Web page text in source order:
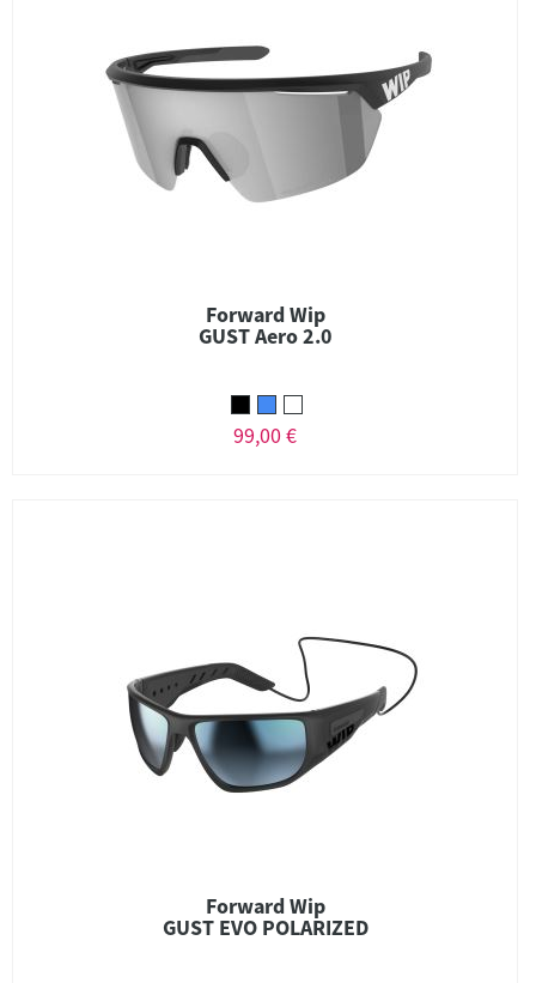
Forward Wip
GUST Aero 2.0
99,00 €
Forward Wip
GUST EVO POLARIZED